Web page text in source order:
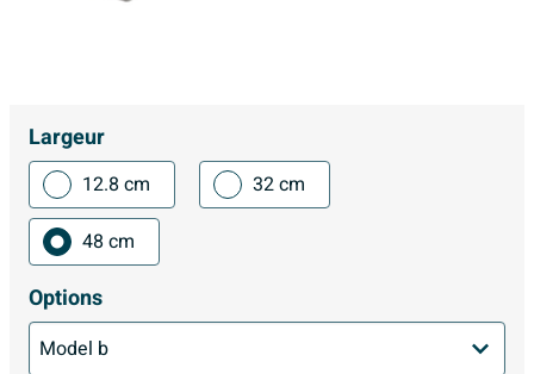
Largeur
12.8 cm
32 cm
48 cm
Options